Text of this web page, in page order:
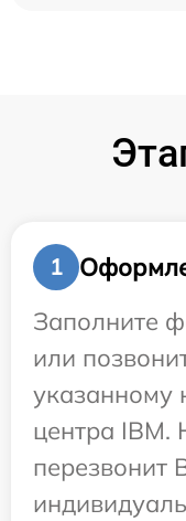
1
Заполните
или
указанному
центра
перезвонит